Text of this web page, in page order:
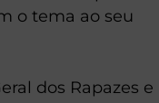
o tema ao seu
dos Rapazes e